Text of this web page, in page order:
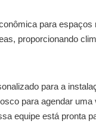
para espaços
proporcionando
para a
para agendar
equipe está pronta